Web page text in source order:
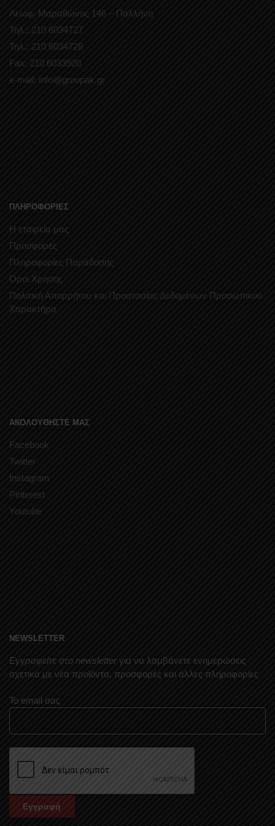
Λεωφ. Μαραθώνος 146 – Παλλήνη
Τηλ.: 210 6034727
Τηλ.: 210 6034728
Fax: 210 6033920
e-mail: info@groupak.gr
ΠΛΗΡΟΦΟΡΙΕΣ
Η εταιρεία μας
Προσφορές
Πληροφορίες Παράδοσης
Όροι Χρήσης
Πολιτική Απορρήτου και Προστασίας Δεδομένων Προσωπικού
Χαρακτήρα
ΑΚΟΛΟΥΘΗΣΤΕ ΜΑΣ
Facebook
Twitter
Instagram
Pinterest
Youtube
NEWSLETTER
Εγγραφείτε στο newsletter για να λαμβάνετε ενημερώσεις
σχετικά με νέα προϊόντα, προσφορές και άλλες πληροφορίες
Το email σας